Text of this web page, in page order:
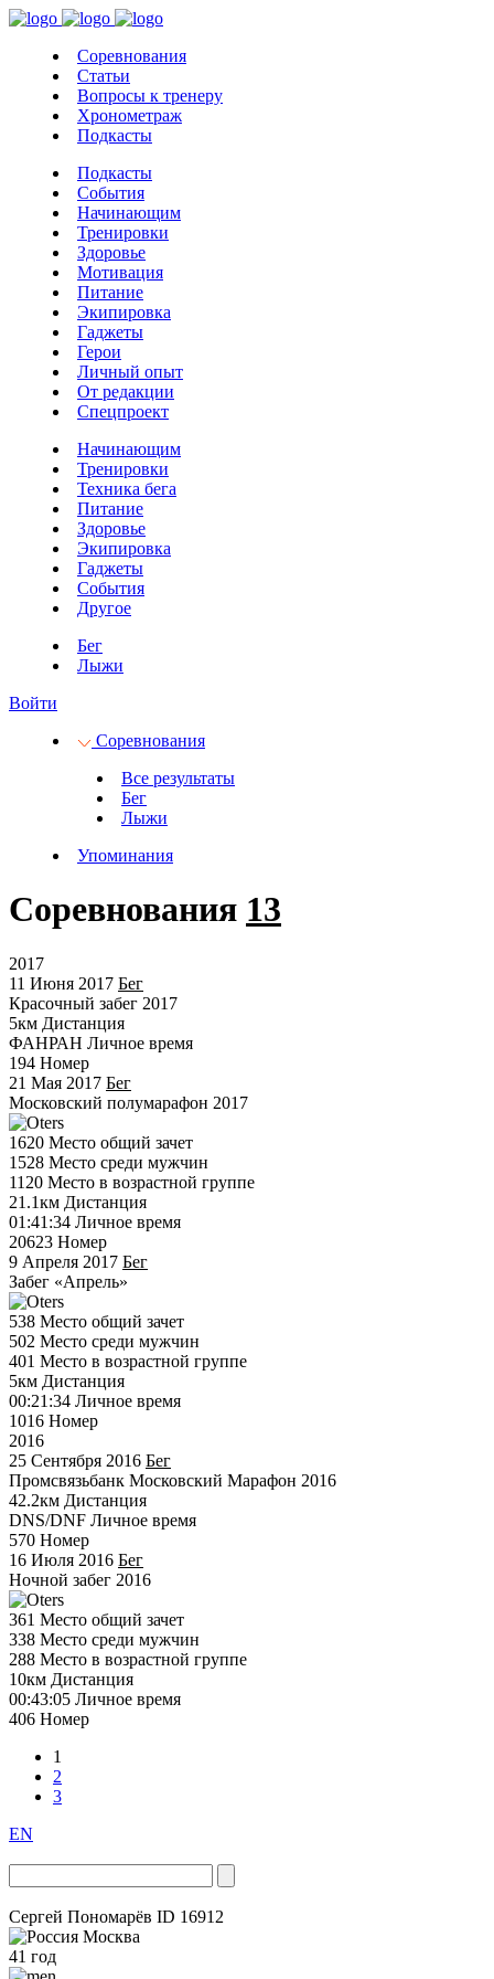
Соревнования
Статьи
Вопросы к тренеру
Хронометраж
Подкасты
Подкасты
События
Начинающим
Тренировки
Здоровье
Мотивация
Питание
Экипировка
Гаджеты
Герои
Личный опыт
От редакции
Спецпроект
Начинающим
Тренировки
Техника бега
Питание
Здоровье
Экипировка
Гаджеты
События
Другое
Бег
Лыжи
Войти
Соревнования
Все результаты
Бег
Лыжи
Упоминания
Соревнования 13
2017
11 Июня 2017 Бег
Красочный забег 2017
5км Дистанция
ФАНРАН Личное время
194 Номер
21 Мая 2017 Бег
Московский полумарафон 2017
1620 Место общий зачет
1528 Место среди мужчин
1120 Место в возрастной группе
21.1км Дистанция
01:41:34 Личное время
20623 Номер
9 Апреля 2017 Бег
Забег «Апрель»
538 Место общий зачет
502 Место среди мужчин
401 Место в возрастной группе
5км Дистанция
00:21:34 Личное время
1016 Номер
2016
25 Сентября 2016 Бег
Промсвязьбанк Московский Марафон 2016
42.2км Дистанция
DNS/DNF Личное время
570 Номер
16 Июля 2016 Бег
Ночной забег 2016
361 Место общий зачет
338 Место среди мужчин
288 Место в возрастной группе
10км Дистанция
00:43:05 Личное время
406 Номер
1
2
3
EN
Сергей Пономарёв ID 16912
Москва
41 год